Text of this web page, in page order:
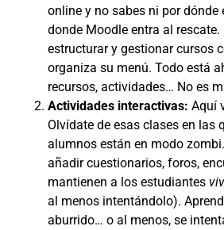
online y no sabes ni por dónde
donde Moodle entra al rescate.
estructurar y gestionar cursos
organiza su menú. Todo está
recursos, actividades… No es
Actividades interactivas: Aquí
Olvídate de esas clases en las
alumnos están en modo
añadir cuestionarios, foros,
mantienen a los estudiantes
al menos intentándolo).
aburrido… o al menos, se